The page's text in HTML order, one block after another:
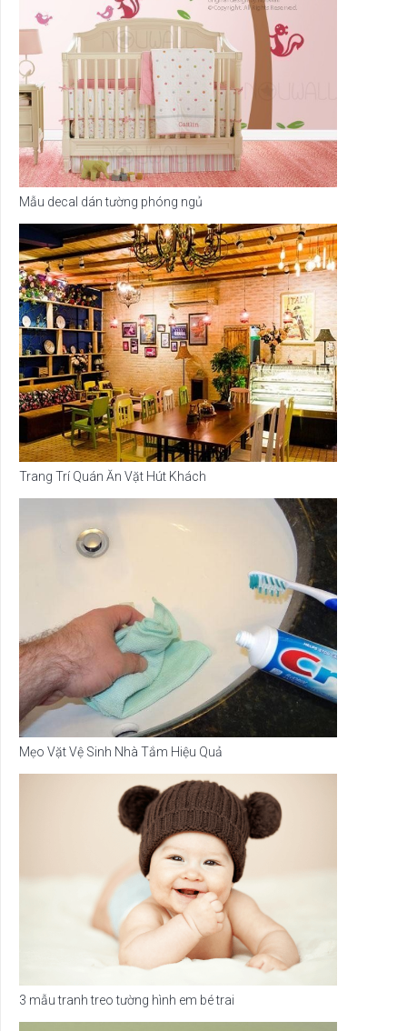
Mẫu decal dán tường phóng ngủ
Trang Trí Quán Ăn Vặt Hút Khách
Mẹo Vặt Vệ Sinh Nhà Tắm Hiệu Quả
3 mẫu tranh treo tường hình em bé trai